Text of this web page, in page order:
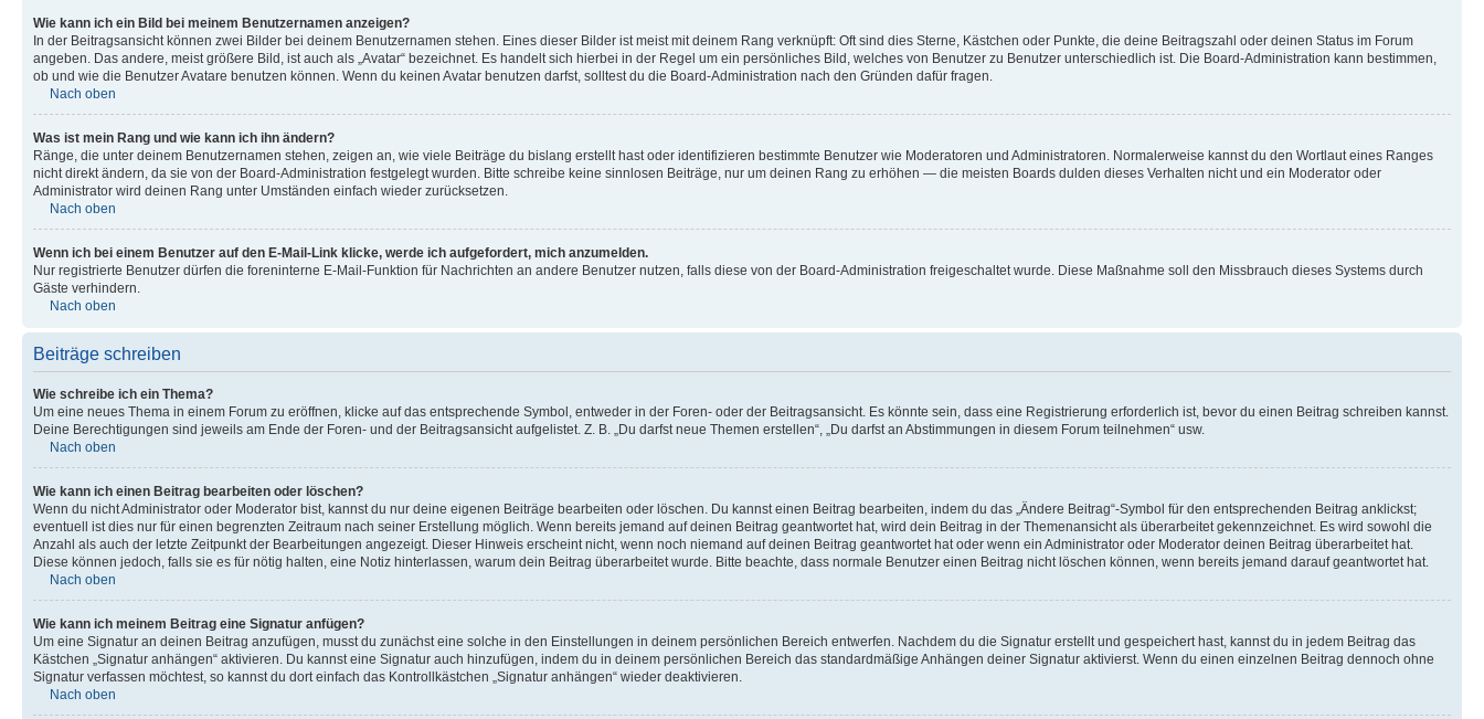
Wie kann ich ein Bild bei meinem Benutzernamen anzeigen?
In der Beitragsansicht können zwei Bilder bei deinem Benutzernamen stehen. Eines dieser Bilder ist meist mit deinem Rang verknüpft: Oft sind dies Sterne, Kästchen oder Punkte, die deine Beitragszahl oder deinen Status im Forum
angeben. Das andere, meist größere Bild, ist auch als „Avatar“ bezeichnet. Es handelt sich hierbei in der Regel um ein persönliches Bild, welches von Benutzer zu Benutzer unterschiedlich ist. Die Board-Administration kann bestimmen,
ob und wie die Benutzer Avatare benutzen können. Wenn du keinen Avatar benutzen darfst, solltest du die Board-Administration nach den Gründen dafür fragen.
Nach oben
Was ist mein Rang und wie kann ich ihn ändern?
Ränge, die unter deinem Benutzernamen stehen, zeigen an, wie viele Beiträge du bislang erstellt hast oder identifizieren bestimmte Benutzer wie Moderatoren und Administratoren. Normalerweise kannst du den Wortlaut eines Ranges
nicht direkt ändern, da sie von der Board-Administration festgelegt wurden. Bitte schreibe keine sinnlosen Beiträge, nur um deinen Rang zu erhöhen — die meisten Boards dulden dieses Verhalten nicht und ein Moderator oder
Administrator wird deinen Rang unter Umständen einfach wieder zurücksetzen.
Nach oben
Wenn ich bei einem Benutzer auf den E-Mail-Link klicke, werde ich aufgefordert, mich anzumelden.
Nur registrierte Benutzer dürfen die foreninterne E-Mail-Funktion für Nachrichten an andere Benutzer nutzen, falls diese von der Board-Administration freigeschaltet wurde. Diese Maßnahme soll den Missbrauch dieses Systems durch
Gäste verhindern.
Nach oben
Beiträge schreiben
Wie schreibe ich ein Thema?
Um eine neues Thema in einem Forum zu eröffnen, klicke auf das entsprechende Symbol, entweder in der Foren- oder der Beitragsansicht. Es könnte sein, dass eine Registrierung erforderlich ist, bevor du einen Beitrag schreiben kannst.
Deine Berechtigungen sind jeweils am Ende der Foren- und der Beitragsansicht aufgelistet. Z. B. „Du darfst neue Themen erstellen“, „Du darfst an Abstimmungen in diesem Forum teilnehmen“ usw.
Nach oben
Wie kann ich einen Beitrag bearbeiten oder löschen?
Wenn du nicht Administrator oder Moderator bist, kannst du nur deine eigenen Beiträge bearbeiten oder löschen. Du kannst einen Beitrag bearbeiten, indem du das „Ändere Beitrag“-Symbol für den entsprechenden Beitrag anklickst;
eventuell ist dies nur für einen begrenzten Zeitraum nach seiner Erstellung möglich. Wenn bereits jemand auf deinen Beitrag geantwortet hat, wird dein Beitrag in der Themenansicht als überarbeitet gekennzeichnet. Es wird sowohl die
Anzahl als auch der letzte Zeitpunkt der Bearbeitungen angezeigt. Dieser Hinweis erscheint nicht, wenn noch niemand auf deinen Beitrag geantwortet hat oder wenn ein Administrator oder Moderator deinen Beitrag überarbeitet hat.
Diese können jedoch, falls sie es für nötig halten, eine Notiz hinterlassen, warum dein Beitrag überarbeitet wurde. Bitte beachte, dass normale Benutzer einen Beitrag nicht löschen können, wenn bereits jemand darauf geantwortet hat.
Nach oben
Wie kann ich meinem Beitrag eine Signatur anfügen?
Um eine Signatur an deinen Beitrag anzufügen, musst du zunächst eine solche in den Einstellungen in deinem persönlichen Bereich entwerfen. Nachdem du die Signatur erstellt und gespeichert hast, kannst du in jedem Beitrag das
Kästchen „Signatur anhängen“ aktivieren. Du kannst eine Signatur auch hinzufügen, indem du in deinem persönlichen Bereich das standardmäßige Anhängen deiner Signatur aktivierst. Wenn du einen einzelnen Beitrag dennoch ohne
Signatur verfassen möchtest, so kannst du dort einfach das Kontrollkästchen „Signatur anhängen“ wieder deaktivieren.
Nach oben